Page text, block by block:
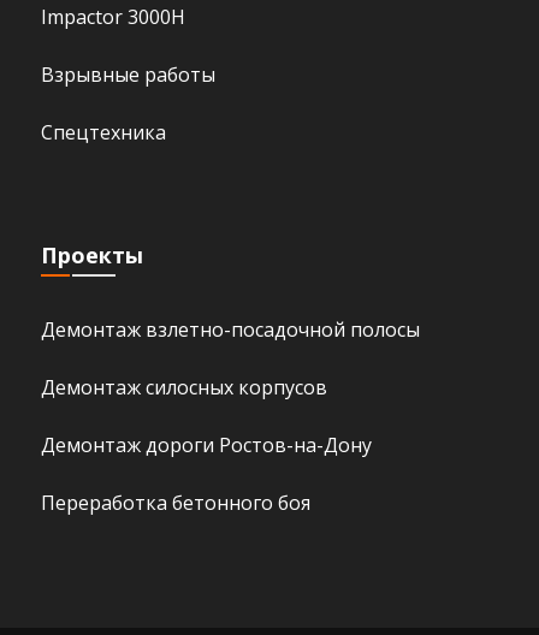
Impactor 3000H
Взрывные работы
Спецтехника
Проекты
Демонтаж взлетно-посадочной полосы
Демонтаж силосных корпусов
Демонтаж дороги Ростов-на-Дону
Переработка бетонного боя